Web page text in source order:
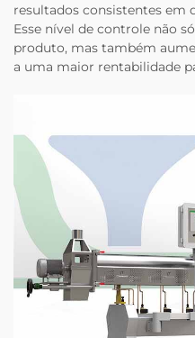
resultados consistentes em
Esse nível de controle não
produto, mas também
a uma maior rentabilidade